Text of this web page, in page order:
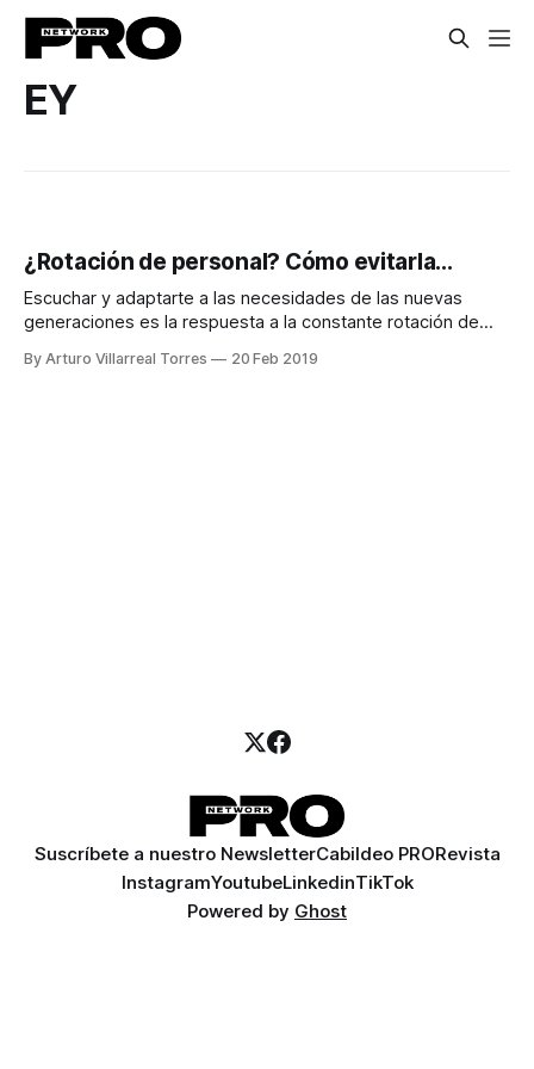
EY
¿Rotación de personal? Cómo evitarla...
Escuchar y adaptarte a las necesidades de las nuevas
generaciones es la respuesta a la constante rotación de
By Arturo Villarreal Torres 20 Feb 2019
Suscríbete a nuestro NewsletterCabildeo PRORevista
InstagramYoutubeLinkedinTikTok
Powered by Ghost